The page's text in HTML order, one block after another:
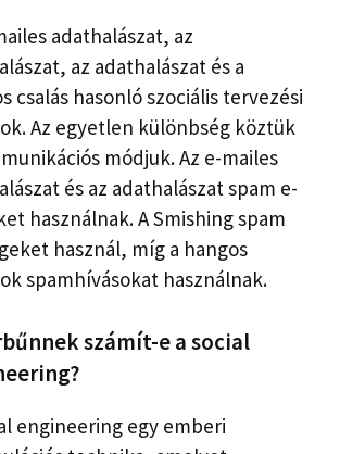
adathalászat, az
az adathalászat és a
csalás hasonló szociális tervezési
Az egyetlen különbség köztük
módjuk. Az e-mailes
és az adathalászat spam e-
használnak. A Smishing spam
használ, míg a hangos
spamhívásokat használnak.
számít-e a social
engineering egy emberi